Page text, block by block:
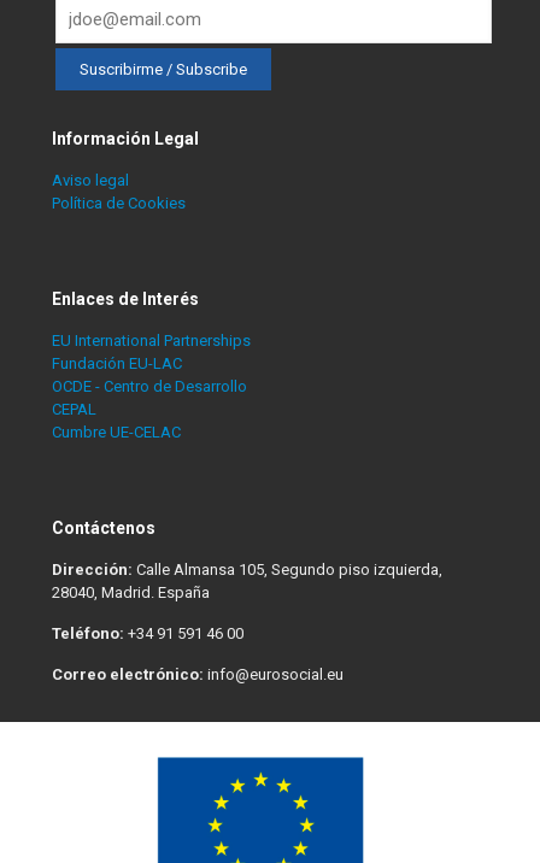
Información Legal
Aviso legal
Política de Cookies
Enlaces de Interés
EU International Partnerships
Fundación EU-LAC
OCDE - Centro de Desarrollo
CEPAL
Cumbre UE-CELAC
Contáctenos
Dirección: Calle Almansa 105, Segundo piso izquierda,
28040, Madrid. España
Teléfono: +34 91 591 46 00
Correo electrónico: info@eurosocial.eu